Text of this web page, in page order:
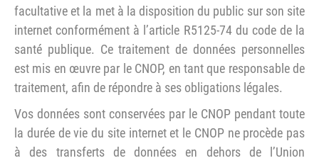
facultative et la met à la disposition du public sur son site
internet conformément à l’article R5125-74 du code de la
santé publique. Ce traitement de données personnelles
est mis en œuvre par le CNOP, en tant que responsable de
traitement, afin de répondre à ses obligations légales.
Vos données sont conservées par le CNOP pendant toute
la durée de vie du site internet et le CNOP ne procède pas
à des transferts de données en dehors de l’Union